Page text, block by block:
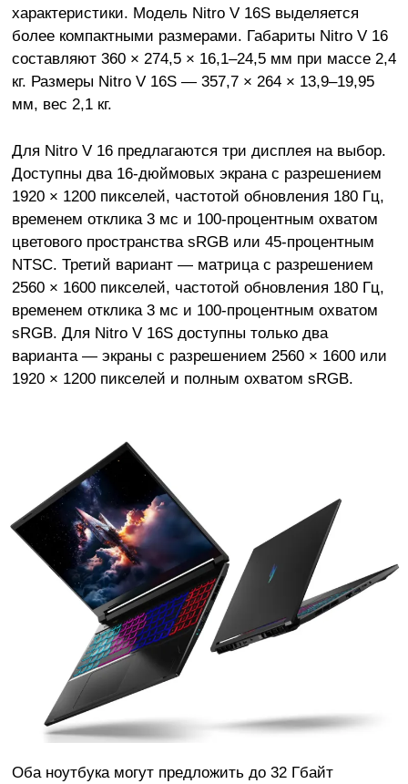
характеристики. Модель Nitro V 16S выделяется
более компактными размерами. Габариты Nitro V 16
составляют 360 × 274,5 × 16,1–24,5 мм при массе 2,4
кг. Размеры Nitro V 16S — 357,7 × 264 × 13,9–19,95
мм, вес 2,1 кг.
Для Nitro V 16 предлагаются три дисплея на выбор.
Доступны два 16-дюймовых экрана с разрешением
1920 × 1200 пикселей, частотой обновления 180 Гц,
временем отклика 3 мс и 100-процентным охватом
цветового пространства sRGB или 45-процентным
NTSC. Третий вариант — матрица с разрешением
2560 × 1600 пикселей, частотой обновления 180 Гц,
временем отклика 3 мс и 100-процентным охватом
sRGB. Для Nitro V 16S доступны только два
варианта — экраны с разрешением 2560 × 1600 или
1920 × 1200 пикселей и полным охватом sRGB.
Оба ноутбука могут предложить до 32 Гбайт